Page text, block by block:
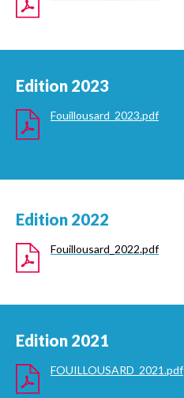
Edition 2023
Fouillousard_2023.pdf
Edition 2022
Fouillousard_2022.pdf
Edition 2021
FOUILLOUSARD_2021.pdf